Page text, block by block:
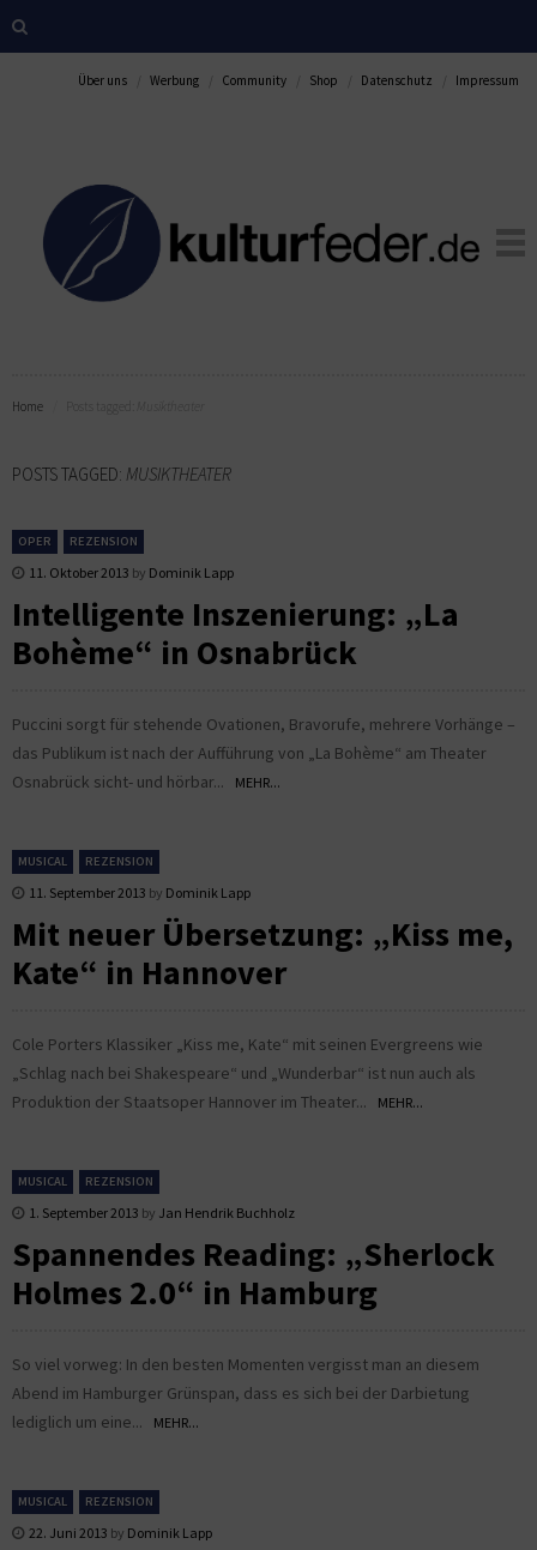
Über uns Werbung Community Shop Datenschutz Impressum
Home
POSTS TAGGED: MUSIKTHEATER
OPER REZENSION
11. Oktober 2013 by Dominik Lapp
Intelligente Inszenierung: „La
Bohème“ in Osnabrück
Puccini sorgt für stehende Ovationen, Bravorufe, mehrere Vorhänge –
das Publikum ist nach der Aufführung von „La Bohème“ am Theater
Osnabrück sicht- und hörbar...
MEHR...
MUSICAL REZENSION
11. September 2013 by Dominik Lapp
Mit neuer Übersetzung: „Kiss me,
Kate“ in Hannover
Cole Porters Klassiker „Kiss me, Kate“ mit seinen Evergreens wie
„Schlag nach bei Shakespeare“ und „Wunderbar“ ist nun auch als
Produktion der Staatsoper Hannover im Theater...
MEHR...
MUSICAL REZENSION
1. September 2013 by Jan Hendrik Buchholz
Spannendes Reading: „Sherlock
Holmes 2.0“ in Hamburg
So viel vorweg: In den besten Momenten vergisst man an diesem
Abend im Hamburger Grünspan, dass es sich bei der Darbietung
lediglich um eine...
MEHR...
MUSICAL REZENSION
22. Juni 2013 by Dominik Lapp